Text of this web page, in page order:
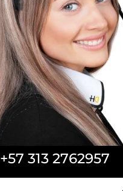
+57 313 2762957